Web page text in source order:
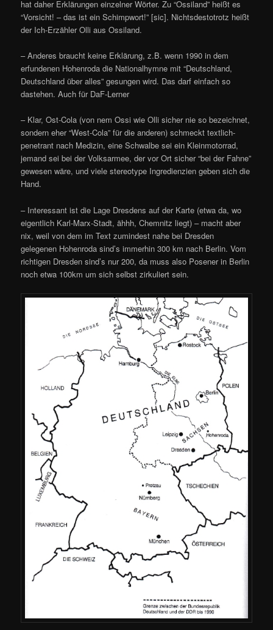
hat daher Erklärungen einzelner Wörter. Zu “Ossiland” heißt es
“Vorsicht! – das ist ein Schimpwort!” [sic]. Nichtsdestotrotz heißt
der Ich-Erzähler Olli aus Ossiland.
– Anderes braucht keine Erklärung, z.B. wenn 1990 in dem
erfundenen Hohenroda die Nationalhymne mit “Deutschland,
Deutschland über alles” gesungen wird. Das darf einfach so
dastehen. Auch für DaF-Lerner
– Klar, Ost-Cola (von nem Ossi wie Olli sicher nie so bezeichnet,
sondern eher “West-Cola” für die anderen) schmeckt textlich-
penetrant nach Medizin, eine Schwalbe sei ein Kleinmotorrad,
jemand sei bei der Volksarmee, der vor Ort sicher “bei der Fahne”
gewesen wäre, und viele stereotype Ingredienzien geben sich die
Hand.
– Interessant ist die Lage Dresdens auf der Karte (etwa da, wo
eigentlich Karl-Marx-Stadt, ähhh, Chemnitz liegt) – macht aber
nix, weil von dem im Text zumindest nahe bei Dresden
gelegenen Hohenroda sind’s immerhin 300 km nach Berlin. Vom
richtigen Dresden sind’s nur 200, da muss also Posener in Berlin
noch etwa 100km um sich selbst zirkuliert sein.